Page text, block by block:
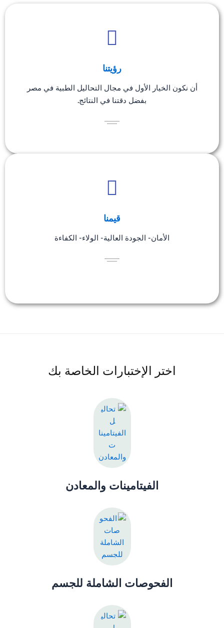
رؤيتنا
أن نكون الخيار الأول في مجال التحاليل الطبية في مصر
بفضل دقتنا في النتائج.
قيمنا
الأمان- الجودة العالية- الولاء- الكفاءة
اختر الإختبارات الخاصة بك
الفيتامينات والمعادن
الفحوصات الشاملة للجسم